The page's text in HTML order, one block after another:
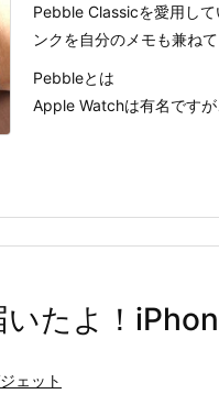
Pebble Classicを愛用し
ンクを自分のメモも兼ね
Pebbleとは
Apple Watchは有名です
たよ！
ェット